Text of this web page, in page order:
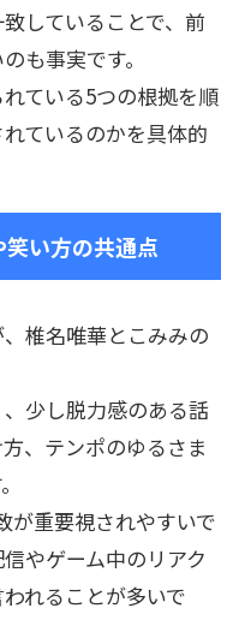
していることで、前
も事実です。
ている5つの根拠を順
ているのかを具体的
い方の共通点
椎名唯華とこみみの
少し脱力感のある話
、テンポのゆるさま
が重要視されやすいで
やゲーム中のリアク
れることが多いで